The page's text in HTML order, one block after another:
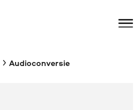
Audioconversie